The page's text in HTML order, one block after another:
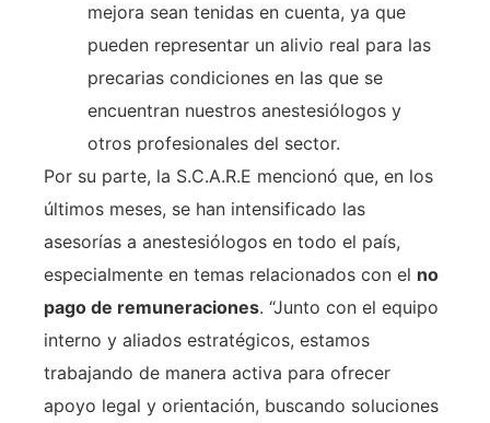
mejora sean tenidas en cuenta, ya que
pueden representar un alivio real para las
precarias condiciones en las que se
encuentran nuestros anestesiólogos y
otros profesionales del sector.
Por su parte, la S.C.A.R.E mencionó que, en los
últimos meses, se han intensificado las
asesorías a anestesiólogos en todo el país,
especialmente en temas relacionados con el no
pago de remuneraciones. “Junto con el equipo
interno y aliados estratégicos, estamos
trabajando de manera activa para ofrecer
apoyo legal y orientación, buscando soluciones